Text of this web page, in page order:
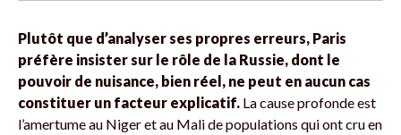
Plutôt que d’analyser ses propres erreurs, Paris
préfère insister sur le rôle de la Russie, dont le
pouvoir de nuisance, bien réel, ne peut en aucun cas
constituer un facteur explicatif. La cause profonde est
l’amertume au Niger et au Mali de populations qui ont cru en